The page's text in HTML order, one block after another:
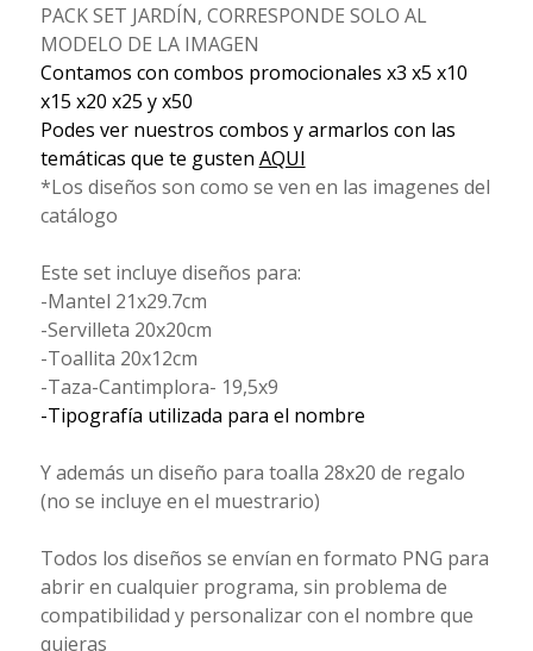
PACK SET JARDÍN, CORRESPONDE SOLO AL
MODELO DE LA IMAGEN
Contamos con combos promocionales x3 x5 x10
x15 x20 x25 y x50
Podes ver nuestros combos y armarlos con las
temáticas que te gusten AQUI
*Los diseños son como se ven en las imagenes del
catálogo
Este set incluye diseños para:
-Mantel 21x29.7cm
-Servilleta 20x20cm
-Toallita 20x12cm
-Taza-Cantimplora- 19,5x9
-Tipografía utilizada para el nombre
Y además un diseño para toalla 28x20 de regalo
(no se incluye en el muestrario)
Todos los diseños se envían en formato PNG para
abrir en cualquier programa, sin problema de
compatibilidad y personalizar con el nombre que
quieras